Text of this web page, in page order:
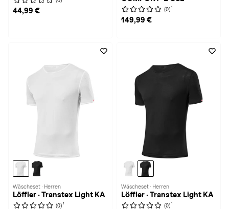
44,99 € (0) 1
149,99 €
Wäscheset · Herren
Löffler · Transtex Light KA
(0) 1
Wäscheset · Herren
Löffler · Transtex Light KA
(0) 1